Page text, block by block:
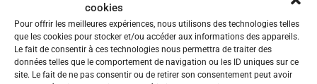
cookies
Pour offrir les meilleures expériences, nous utilisons des technologies telles
que les cookies pour stocker et/ou accéder aux informations des appareils.
Le fait de consentir à ces technologies nous permettra de traiter des
données telles que le comportement de navigation ou les ID uniques sur ce
site. Le fait de ne pas consentir ou de retirer son consentement peut avoir
Livraison rapide
Envois sous 48h/72h
Retrait GRATUIT sur Vénissieux